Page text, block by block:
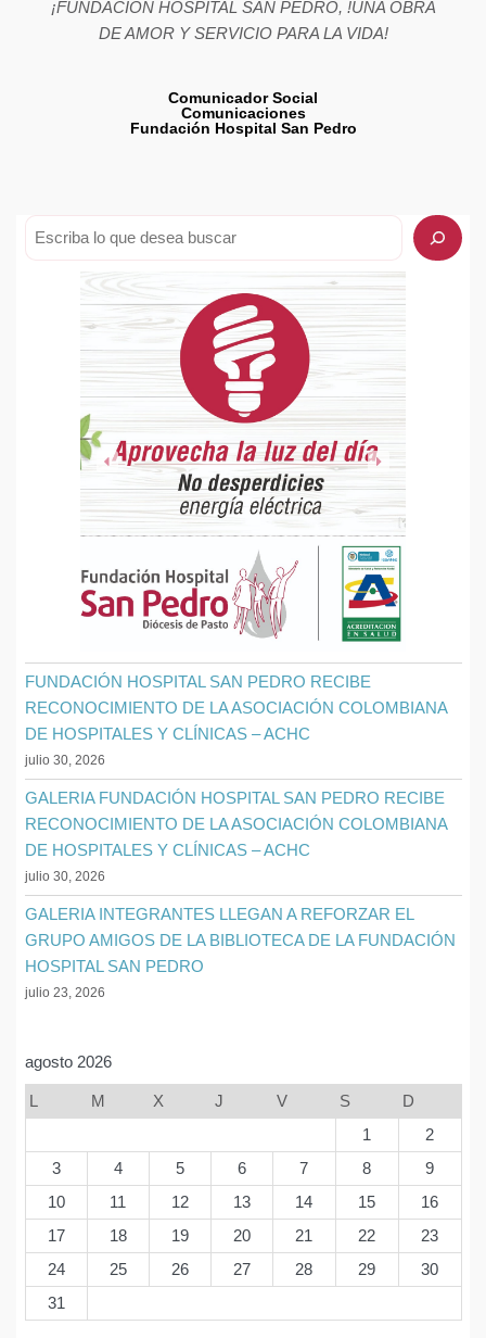
¡FUNDACIÓN HOSPITAL SAN PEDRO, !UNA OBRA
DE AMOR Y SERVICIO PARA LA VIDA!
Comunicador Social
Comunicaciones
Fundación Hospital San Pedro
FUNDACIÓN HOSPITAL SAN PEDRO RECIBE
RECONOCIMIENTO DE LA ASOCIACIÓN COLOMBIANA
DE HOSPITALES Y CLÍNICAS – ACHC
julio 30, 2026
GALERIA FUNDACIÓN HOSPITAL SAN PEDRO RECIBE
RECONOCIMIENTO DE LA ASOCIACIÓN COLOMBIANA
DE HOSPITALES Y CLÍNICAS – ACHC
julio 30, 2026
GALERIA INTEGRANTES LLEGAN A REFORZAR EL
GRUPO AMIGOS DE LA BIBLIOTECA DE LA FUNDACIÓN
HOSPITAL SAN PEDRO
julio 23, 2026
agosto 2026
L M X J V S
D
1
2
3
4 5 6 7 8
9
10
11 12 13 14 15
16
17
18 19 20 21 22
23
24
25 26 27 28 29
30
31